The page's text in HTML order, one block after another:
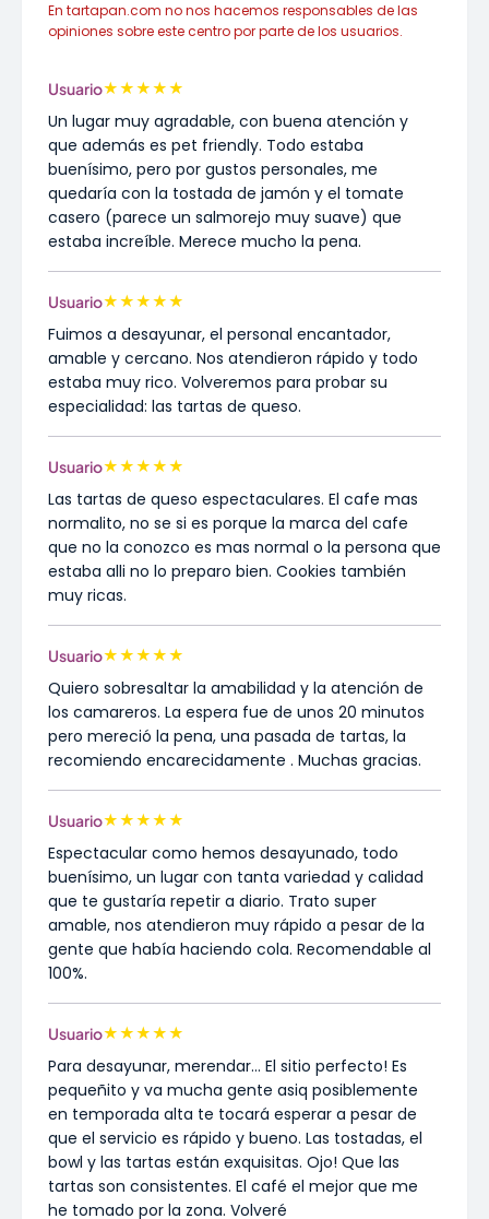
En tartapan.com no nos hacemos responsables de las
opiniones sobre este centro por parte de los usuarios.
Usuario★★★★★
Un lugar muy agradable, con buena atención y
que además es pet friendly. Todo estaba
buenísimo, pero por gustos personales, me
quedaría con la tostada de jamón y el tomate
casero (parece un salmorejo muy suave) que
estaba increíble. Merece mucho la pena.
Usuario★★★★★
Fuimos a desayunar, el personal encantador,
amable y cercano. Nos atendieron rápido y todo
estaba muy rico. Volveremos para probar su
especialidad: las tartas de queso.
Usuario★★★★★
Las tartas de queso espectaculares. El cafe mas
normalito, no se si es porque la marca del cafe
que no la conozco es mas normal o la persona que
estaba alli no lo preparo bien. Cookies también
muy ricas.
Usuario★★★★★
Quiero sobresaltar la amabilidad y la atención de
los camareros. La espera fue de unos 20 minutos
pero mereció la pena, una pasada de tartas, la
recomiendo encarecidamente . Muchas gracias.
Usuario★★★★★
Espectacular como hemos desayunado, todo
buenísimo, un lugar con tanta variedad y calidad
que te gustaría repetir a diario. Trato super
amable, nos atendieron muy rápido a pesar de la
gente que había haciendo cola. Recomendable al
100%.
Usuario★★★★★
Para desayunar, merendar... El sitio perfecto! Es
pequeñito y va mucha gente asiq posiblemente
en temporada alta te tocará esperar a pesar de
que el servicio es rápido y bueno. Las tostadas, el
bowl y las tartas están exquisitas. Ojo! Que las
tartas son consistentes. El café el mejor que me
he tomado por la zona. Volveré